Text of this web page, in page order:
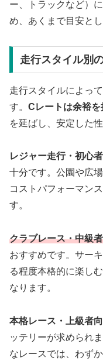
ー、トラックなど）
め、あくまで目安と
走行スタイル別
走行スタイルによっ
す。 Cレートは余裕
を延ばし、安定した
レジャー走行・初心
十分です。公園や広
コストパフォーマン
す。
クラブレース・中級
おすすめです。サー
る程度本格的に楽し
なります。
本格レース・上級者
ッテリーが求められ
なレースでは、わず